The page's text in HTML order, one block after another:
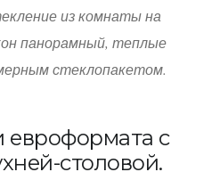
из комнаты на
панорамный, теплые
стеклопакетом.
евроформата с
столовой.